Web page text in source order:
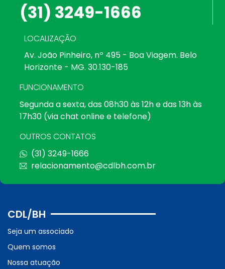
(31) 3249-1666
LOCALIZAÇÃO
Av. João Pinheiro, nº 495 - Boa Viagem. Belo
Horizonte - MG. 30.130-185
FUNCIONAMENTO
Segunda a sexta, das 08h30 às 12h e das 13h às
17h30 (via chat online e telefone)
OUTROS CONTATOS
(31) 3249-1666
relacionamento@cdlbh.com.br
CDL/BH
Seja um associado
Quem somos
Nossa atuação